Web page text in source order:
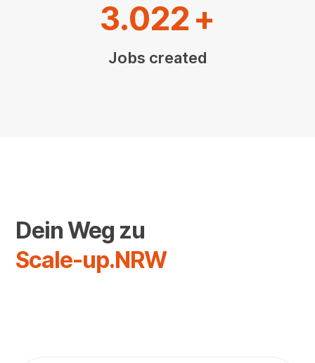
3.022+
Jobs created
Dein Weg zu
Scale-up.NRW